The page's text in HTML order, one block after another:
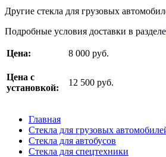
Другие стекла для грузовых
Подробные условия доставки в разделе
Цена: 8 000 руб.
Цена с
установкой:
12 500 руб.
Главная
Стекла для грузовых
Стекла для автобусов
Стекла для спецтехники